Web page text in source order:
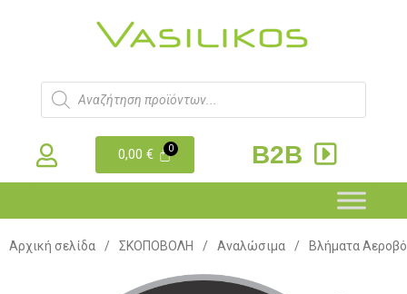
0,00€ B2B
Αρχική σελίδα / ΣΚΟΠΟΒΟΛΗ / Αναλώσιμα / Βλήματα